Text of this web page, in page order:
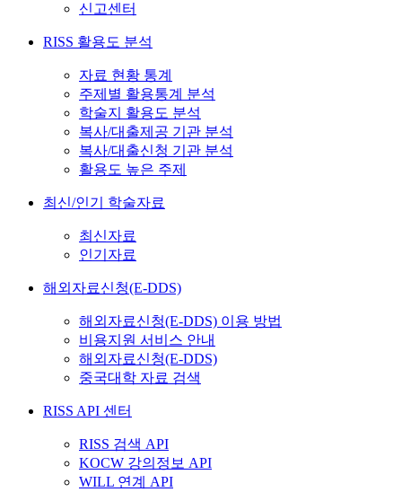
신고센터
RISS 활용도 분석
자료 현황 통계
주제별 활용통계 분석
학술지 활용도 분석
복사/대출제공 기관 분석
복사/대출신청 기관 분석
활용도 높은 주제
최신/인기 학술자료
최신자료
인기자료
해외자료신청(E-DDS)
해외자료신청(E-DDS) 이용 방법
비용지원 서비스 안내
해외자료신청(E-DDS)
중국대학 자료 검색
RISS API 센터
RISS 검색 API
KOCW 강의정보 API
WILL 연계 API